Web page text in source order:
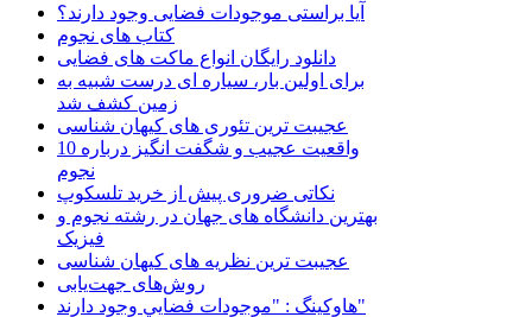
آیا براستی موجودات فضایی وجود دارند؟
کتاب های نجوم
دانلود رایگان انواع ماکت های فضایی
برای اولین بار، سیاره ای درست شبیه به
زمین کشف شد
عجیبت ترین تئوری های کیهان شناسی
10 واقعیت عجیب و شگفت انگیز درباره
نجوم
نکاتی ضروری پیش از خرید تلسکوپ
بهترین دانشگاه های جهان در رشته نجوم و
فیزیک
عجیبت ترین نظریه های کیهان شناسی
روش‌های جهت‌یابی
هاوكينگ : "موجودات فضايي وجود دارند"